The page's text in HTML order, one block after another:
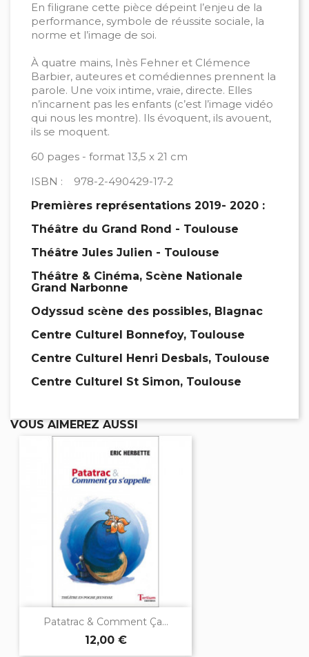
En filigrane cette pièce dépeint l’enjeu de la
performance, symbole de réussite sociale, la
norme et l’image de soi.
À quatre mains, Inès Fehner et Clémence
Barbier, auteures et comédiennes prennent la
parole. Une voix intime, vraie, directe. Elles
n’incarnent pas les enfants (c’est l’image vidéo
qui nous les montre). Ils évoquent, ils avouent,
ils se moquent.
60 pages - format 13,5 x 21 cm
ISBN : 978-2-490429-17-2
Premières représentations 2019- 2020 :
Théâtre du Grand Rond - Toulouse
Théâtre Jules Julien - Toulouse
Théâtre & Cinéma, Scène Nationale
Grand Narbonne
Odyssud scène des possibles, Blagnac
Centre Culturel Bonnefoy, Toulouse
Centre Culturel Henri Desbals, Toulouse
Centre Culturel St Simon, Toulouse
VOUS AIMEREZ AUSSI
Patatrac & Comment Ça...
12,00 €